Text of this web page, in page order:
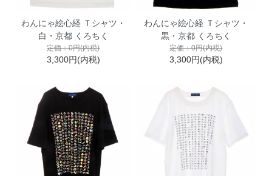
わんにゃ絵心経 Ｔシャツ・
白・京都 くろちく
定価：0円(内税)
3,300円(内税)
わんにゃ絵心経 Ｔシャツ・
黒・京都 くろちく
定価：0円(内税)
3,300円(内税)